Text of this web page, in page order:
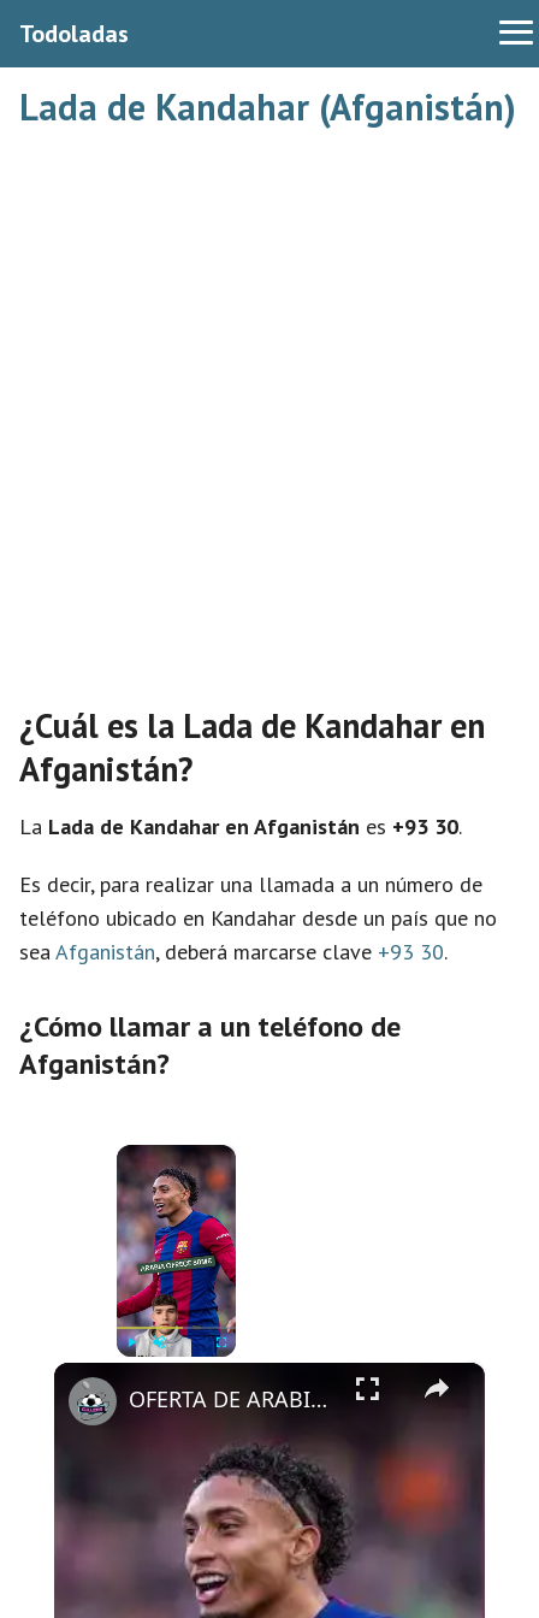
Todoladas
Lada de Kandahar (Afganistán)
¿Cuál es la Lada de Kandahar en
Afganistán?
La Lada de Kandahar en Afganistán es +93 30.
Es decir, para realizar una llamada a un número de
teléfono ubicado en Kandahar desde un país que no
seaAfganistán, deberá marcarse clave +93 30.
¿Cómo llamar a un teléfono de
Afganistán?
×
×
OFERTA DE ARABIA POR RAPHINHA